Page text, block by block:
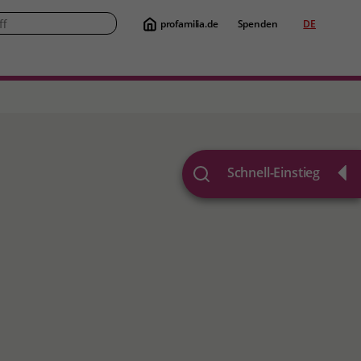
profamilia.de Spenden DE
Schnell-Einstieg